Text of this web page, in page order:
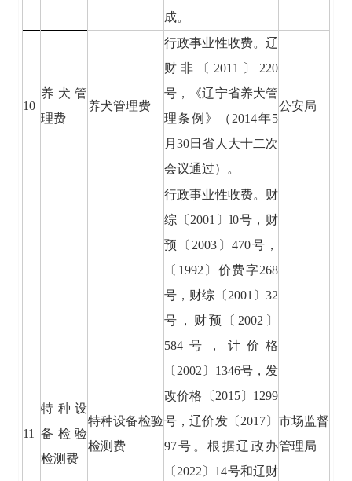
成。
10
养犬管
理费
养犬管理费
行政事业性收费。辽
财非〔2011〕220
号，《辽宁省养犬管
理条例》（2014年5
月30日省人大十二次
会议通过）。
公安局
11
特种设
备检验
检测费
特种设备检验
检测费
行政事业性收费。财
综〔2001〕l0号，财
预〔2003〕470号，
〔1992〕价费字268
号，财综〔2001〕32
号，财预〔2002〕
584号，计价格
〔2002〕1346号，发
改价格〔2015〕1299
号，辽价发〔2017〕
97号。根据辽政办
〔2022〕14号和辽财
市场监督
管理局